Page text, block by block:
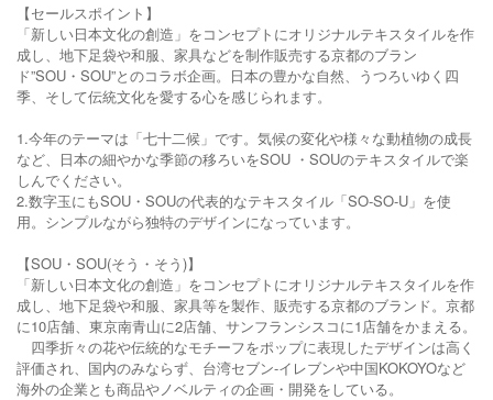
【セールスポイント】
「新しい日本文化の創造」をコンセプトにオリジナルテキスタイルを作
成し、地下足袋や和服、家具などを制作販売する京都のブラン
ド”SOU・SOU”とのコラボ企画。日本の豊かな自然、うつろいゆく四
季、そして伝統文化を愛する心を感じられます。
1.今年のテーマは「七十二候」です。気候の変化や様々な動植物の成長
など、日本の細やかな季節の移ろいをSOU ・SOUのテキスタイルで楽
しんでください。
2.数字玉にもSOU・SOUの代表的なテキスタイル「SO-SO-U」を使
用。シンプルながら独特のデザインになっています。
【SOU・SOU(そう・そう)】
「新しい日本文化の創造」をコンセプトにオリジナルテキスタイルを作
成し、地下足袋や和服、家具等を製作、販売する京都のブランド。京都
に10店舗、東京南青山に2店舗、サンフランシスコに1店舗をかまえる。
四季折々の花や伝統的なモチーフをポップに表現したデザインは高く
評価され、国内のみならず、台湾セブン-イレブンや中国KOKOYOなど
海外の企業とも商品やノベルティの企画・開発をしている。